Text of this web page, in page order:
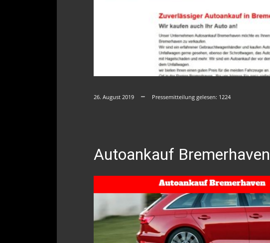
26. August 2019 Pressemitteilung gelesen: 1224
Autoankauf Bremerhaven